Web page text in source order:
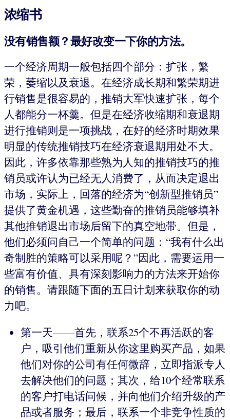
浓缩书
没有销售额？最好改变一下你的方法。
一个经济周期一般包括四个部分：扩张，繁
荣，萎缩以及衰退。在经济成长期和繁荣期进
行销售是很容易的，推销大军快速扩张，每个
人都能分一杯羹。但是在经济收缩期和衰退期
进行推销则是一项挑战，在好的经济时期效果
明显的传统推销技巧在经济衰退期用处不大。
因此，许多依靠那些熟为人知的推销技巧的推
销员或许认为已经无人消费了，从而决定退出
市场，实际上，回落的经济为“创新型推销员”
提供了黄金机遇，这些勤奋的推销员能够填补
其他推销退出市场后留下的真空地带。但是，
他们必须问自己一个简单的问题：“我有什么出
奇制胜的策略可以采用呢？”因此，需要运用一
些富有价值、具有深刻影响力的方法来开始你
的销售。请跟随下面的五日计划来获取你的动
力吧。
第一天——首先，联系25个不再活跃的客
户，吸引他们重新从你这里购买产品，如果
他们对你的公司有任何微辞，立即指派专人
去解决他们的问题；其次，给10个经常联系
的客户打电话问候，并向他们介绍升级的产
品或者服务；最后，联系一个非竞争性质的